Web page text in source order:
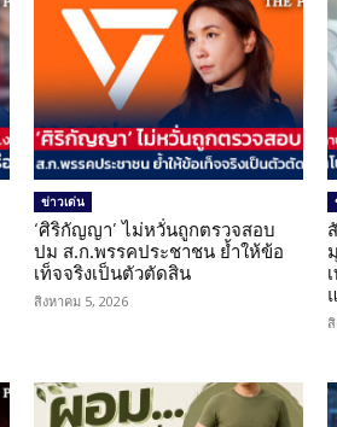
ข่าวเด่น
‘ศิริกัญญา’ ไม่หวั่นถูกตรวจสอบ
ปม ส.ก.พรรคประชาชน ย้ำให้ข้อ
เท็จจริงเป็นตัวตัดสิน
สิงหาคม 5, 2026